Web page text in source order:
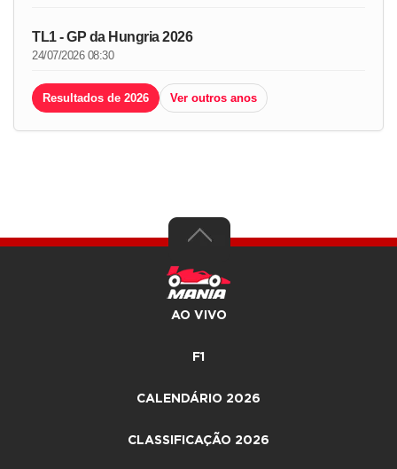
TL1 - GP da Hungria 2026
24/07/2026 08:30
Resultados de 2026 Ver outros anos
AO VIVO
F1
CALENDÁRIO 2026
CLASSIFICAÇÃO 2026